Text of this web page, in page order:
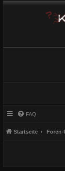
FAQ
Startseite Foren-